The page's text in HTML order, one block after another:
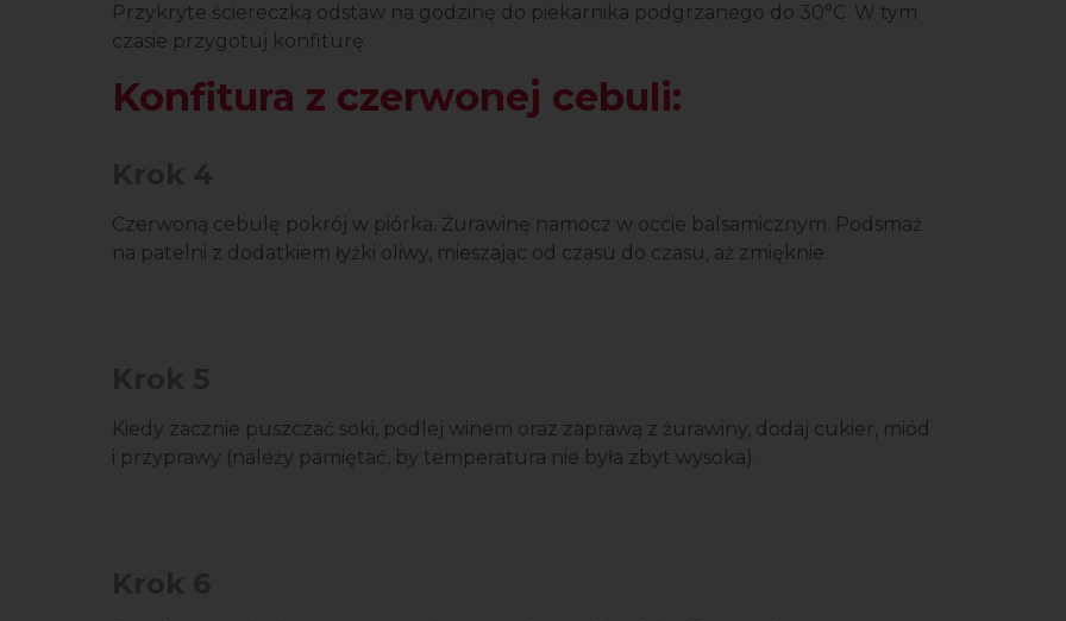
Przykryte ściereczką odstaw na godzinę do piekarnika podgrzanego do 30°C. W tym
czasie przygotuj konfiturę.
Konfitura z czerwonej cebuli:
Czerwoną cebulę pokrój w piórka. Żurawinę namocz w occie balsamicznym. Podsmaż
na patelni z dodatkiem łyżki oliwy, mieszając od czasu do czasu, aż zmięknie.
Kiedy zacznie puszczać soki, podlej winem oraz zaprawą z żurawiny, dodaj cukier, miód
i przyprawy (należy pamiętać, by temperatura nie była zbyt wysoka).